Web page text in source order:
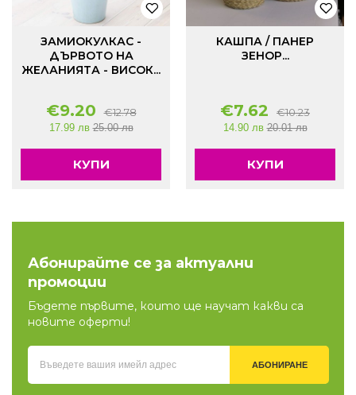
ЗАМИОКУЛКАС -
ДЪРВОТО НА
ЖЕЛАНИЯТА - ВИСОК...
€9.20 €12.78
17.99 лв 25.00 лв
КУПИ
КАШПА / ПАНЕР
ЗЕНОР...
€7.62 €10.23
14.90 лв 20.01 лв
КУПИ
Абонирайте се за актуални
промоции
Бъдете първите, които ще научат какви са
новите оферти!
АБОНИРАНЕ